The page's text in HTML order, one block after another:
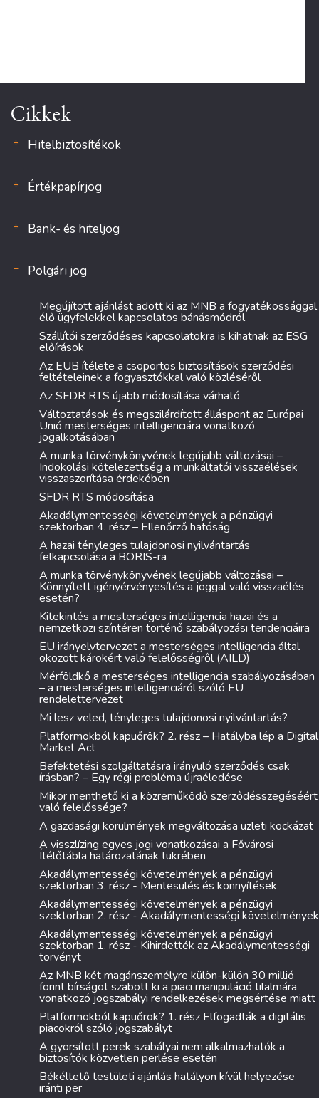
Cikkek
Hitelbiztosítékok
Értékpapírjog
Bank- és hiteljog
Polgári jog
Megújított ajánlást adott ki az MNB a fogyatékossággal
élő ügyfelekkel kapcsolatos bánásmódról
Szállítói szerződéses kapcsolatokra is kihatnak az ESG
előírások
Az EUB ítélete a csoportos biztosítások szerződési
feltételeinek a fogyasztókkal való közléséről
Az SFDR RTS újabb módosítása várható
Változtatások és megszilárdított álláspont az Európai
Unió mesterséges intelligenciára vonatkozó
jogalkotásában
A munka törvénykönyvének legújabb változásai –
Indokolási kötelezettség a munkáltatói visszaélések
visszaszorítása érdekében
SFDR RTS módosítása
Akadálymentességi követelmények a pénzügyi
szektorban 4. rész – Ellenőrző hatóság
A hazai tényleges tulajdonosi nyilvántartás
felkapcsolása a BORIS-ra
A munka törvénykönyvének legújabb változásai –
Könnyített igényérvényesítés a joggal való visszaélés
esetén?
Kitekintés a mesterséges intelligencia hazai és a
nemzetközi színtéren történő szabályozási tendenciáira
EU irányelvtervezet a mesterséges intelligencia által
okozott károkért való felelősségről (AILD)
Mérföldkő a mesterséges intelligencia szabályozásában
– a mesterséges intelligenciáról szóló EU
rendelettervezet
Mi lesz veled, tényleges tulajdonosi nyilvántartás?
Platformokból kapuőrök? 2. rész – Hatályba lép a Digital
Market Act
Befektetési szolgáltatásra irányuló szerződés csak
írásban? – Egy régi probléma újraéledése
Mikor menthető ki a közreműködő szerződésszegéséért
való felelőssége?
A gazdasági körülmények megváltozása üzleti kockázat
A visszlízing egyes jogi vonatkozásai a Fővárosi
Ítélőtábla határozatának tükrében
Akadálymentességi követelmények a pénzügyi
szektorban 3. rész - Mentesülés és könnyítések
Akadálymentességi követelmények a pénzügyi
szektorban 2. rész - Akadálymentességi követelmények
Akadálymentességi követelmények a pénzügyi
szektorban 1. rész - Kihirdették az Akadálymentességi
törvényt
Az MNB két magánszemélyre külön-külön 30 millió
forint bírságot szabott ki a piaci manipuláció tilalmára
vonatkozó jogszabályi rendelkezések megsértése miatt
Platformokból kapuőrök? 1. rész Elfogadták a digitális
piacokról szóló jogszabályt
A gyorsított perek szabályai nem alkalmazhatók a
biztosítók közvetlen perlése esetén
Békéltető testületi ajánlás hatályon kívül helyezése
iránti per